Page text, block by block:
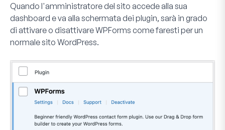
Quando l'amministratore del sito accede alla sua
dashboard e va alla schermata dei plugin, sarà in grado
di attivare o disattivare WPForms come faresti per un
normale sito WordPress.